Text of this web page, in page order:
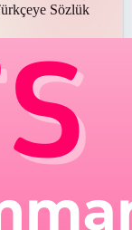
Sözlük